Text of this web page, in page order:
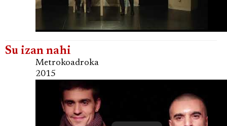
Su izan nahi
Metrokoadroka
2015